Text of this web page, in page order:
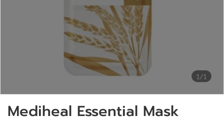
1/1
Mediheal Essential Mask